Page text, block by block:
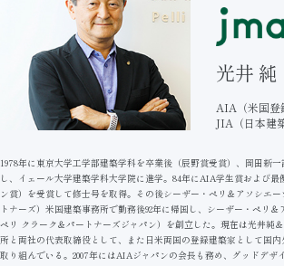
光井 純
AIA（米国登
JIA（日本建
1978年に東京大学工学部建築学科を卒業後（辰野賞受賞）、岡田新
し、イェール大学建築学科大学院に進学。84年にAIA学生賞および
ン賞）を受賞して修士号を取得。その後シーザー・ペリ＆アソシエ
トナーズ）米国建築事務所で勤務後92年に帰国し、シーザー・ペリ
ペリ クラーク＆パートナーズジャパン）を創立した。現在は光井純
所と両社の代表取締役として、また日米両国の登録建築家として国
取り組んでいる。2007年にはAIAジャパンの会長も務め、グッドデザ